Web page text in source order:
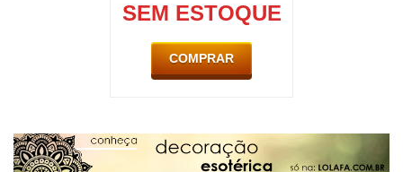
SEM ESTOQUE
COMPRAR